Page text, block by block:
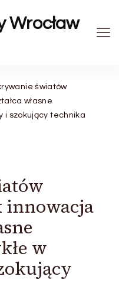
Wrocław
światów
własne
i szokujący technika
w